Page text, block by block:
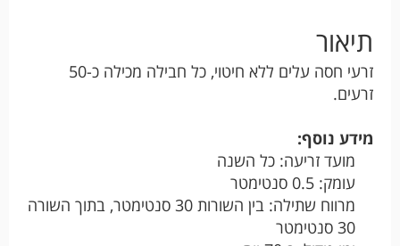
תיאור
זרעי חסה עלים ללא חיטוי, כל חבילה מכילה כ-50
זרעים.
מידע נוסף:
מועד זריעה: כל השנה
עומק: 0.5 סנטימטר
מרווח שתילה: בין השורות 30 סנטימטר, בתוך השורה
30 סנטימטר